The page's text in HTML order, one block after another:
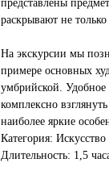
представлены
раскрывают не
На экскурсии мы
примере основных
умбрийской. Удобное
комплексно
наиболее яркие
Категория: Искусство
Длительность: 1,5